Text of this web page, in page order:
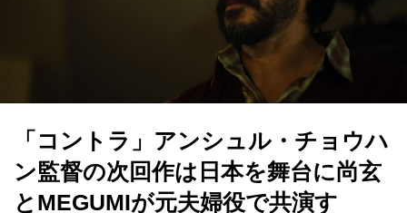
「コントラ」アンシュル・チョウハ
ン監督の次回作は日本を舞台に尚玄
とMEGUMIが元夫婦役で共演す